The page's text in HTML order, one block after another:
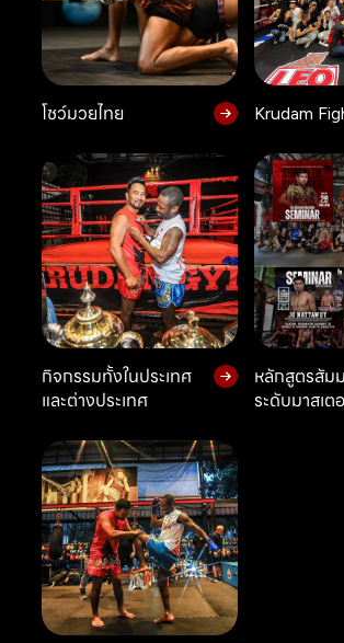
โชว์มวยไทย Krudam
กิจกรรมทั้งในประเทศ
และต่างประเทศ
หลักสูตรสัม
ระดับมาสเต